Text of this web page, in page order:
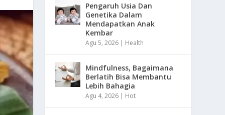
Pengaruh Usia Dan
Genetika Dalam
Mendapatkan Anak
Kembar
Agu 5, 2026 | Health
Mindfulness, Bagaimana
Berlatih Bisa Membantu
Lebih Bahagia
Agu 4, 2026 | Hot